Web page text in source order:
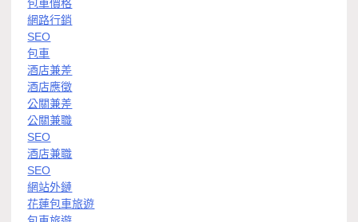
包車價格
網路行銷
SEO
包車
酒店兼差
酒店應徵
公關兼差
公關兼職
SEO
酒店兼職
SEO
網站外鏈
花蓮包車旅遊